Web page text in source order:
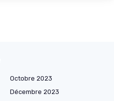
Octobre 2023
Décembre 2023